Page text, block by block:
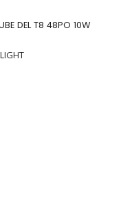
DEL T8 48PO 10W